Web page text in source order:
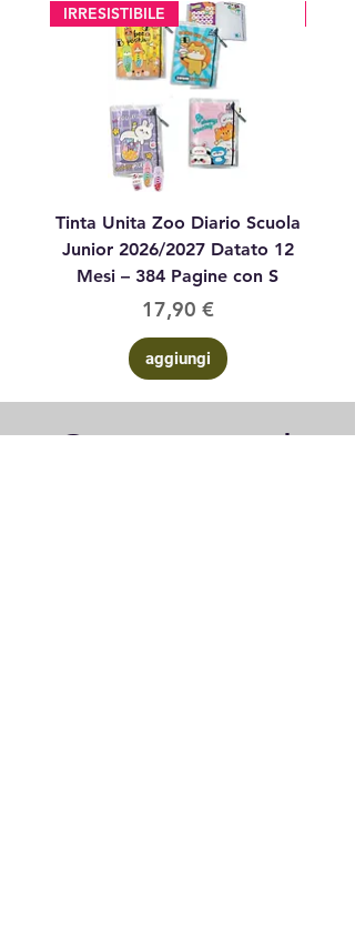
IRRESISTIBILE
Tinta Unita Zoo Diario Scuola
Junior 2026/2027 Datato 12
Mesi – 384 Pagine con S
Prezzo
17,90 €
aggiungi
Contattaci